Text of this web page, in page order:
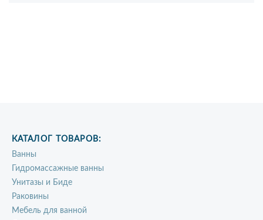
КАТАЛОГ ТОВАРОВ:
Ванны
Гидромассажные ванны
Унитазы и Биде
Раковины
Мебель для ванной